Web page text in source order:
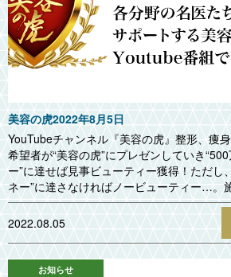
美容の虎2022年8月5日
YouTubeチャンネル『美容の虎』整形、痩
希望者が“美容の虎”にプレゼンしていき
ー”に達せば見事ビューティー獲得！ただし
ネー”に達さなければノービューティー…。
2022.08.05
お知らせ